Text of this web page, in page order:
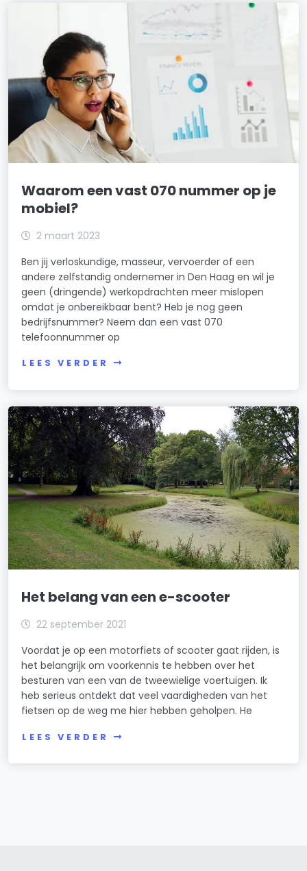
Waarom een vast 070 nummer op je
mobiel?
2 maart 2023
Ben jij verloskundige, masseur, vervoerder of een
andere zelfstandig ondernemer in Den Haag en wil je
geen (dringende) werkopdrachten meer mislopen
omdat je onbereikbaar bent? Heb je nog geen
bedrijfsnummer? Neem dan een vast 070
telefoonnummer op
LEES VERDER
Het belang van een e-scooter
22 september 2021
Voordat je op een motorfiets of scooter gaat rijden, is
het belangrijk om voorkennis te hebben over het
besturen van een van de tweewielige voertuigen. Ik
heb serieus ontdekt dat veel vaardigheden van het
fietsen op de weg me hier hebben geholpen. He
LEES VERDER